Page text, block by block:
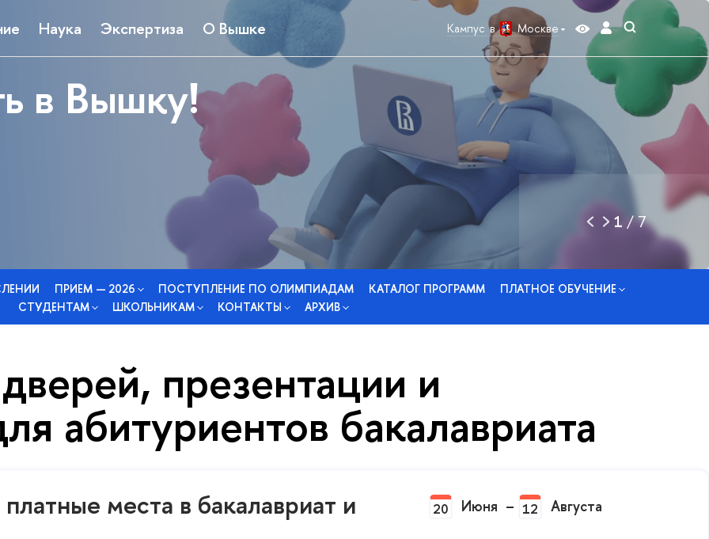
Наука Экспертиза О Вышке Кампус в Москве
в Вышку!
1 /7
ПРИЕМ — 2026 ПОСТУПЛЕНИЕ ПО ОЛИМПИАДАМ КАТАЛОГ ПРОГРАММ
ПЛАТНОЕ ОБУЧЕНИЕ
СТУДЕНТАМ
ШКОЛЬНИКАМ КОНТАКТЫ АРХИВ
презентации и
абитуриентов бакалавриата
места в бакалавриат и
20 Июня – 12 Августа